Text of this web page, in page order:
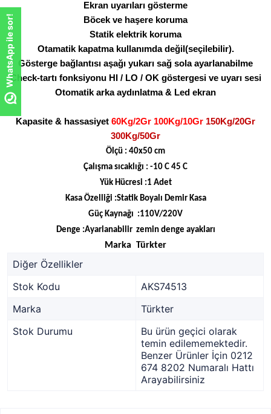
Ekran uyarıları gösterme
Böcek ve haşere koruma
Statik elektrik koruma
Otamatik kapatma kullanımda değil(seçilebilir).
Gösterge bağlantısı aşağı yukarı sağ sola ayarlanabilme
Check-tartı fonksiyonu HI / LO / OK göstergesi ve uyarı sesi
Otomatik arka aydınlatma & Led ekran
Kapasite & hassasiyet 60Kg/2Gr 100Kg/10Gr 150Kg/20Gr
300Kg/50Gr
Ölçü : 40x50 cm
Çalışma sıcaklığı : -10 C 45 C
Yük Hücresi :1 Adet
Kasa Özelliği :Statik Boyalı Demir Kasa
Güç Kaynağı :110V/220V
Denge :Ayarlanabilir zemin denge ayakları
Marka Türkter
Diğer Özellikler
Stok Kodu
AKS74513
Marka
Türkter
Stok Durumu
Bu ürün geçici olarak
temin edilememektedir.
Benzer Ürünler İçin 0212
674 8202 Numaralı Hattı
Arayabilirsiniz
WhatsApp ile sor!